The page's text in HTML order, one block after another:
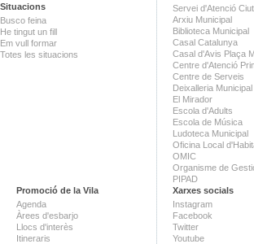
Situacions
Busco feina
He tingut un fill
Em vull formar
Totes les situacions
Servei d'Atenció
Arxiu Municipal
Biblioteca Municipal
Casal Catalunya
Casal d'Avis Plaça
Centre d'Atenció
Centre de Serveis
Deixalleria Municipal
El Mirador
Escola d'Adults
Escola de Música
Ludoteca Municipal
Oficina Local
OMIC
Organisme de
PIPAD
Promoció de la Vila
Agenda
Àrees d'esbarjo
Llocs d'interès
Itineraris
Xarxes socials
Instagram
Facebook
Twitter
Youtube